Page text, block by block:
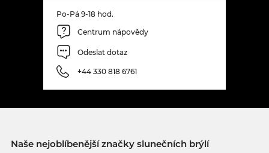
Po-Pá 9-18 hod.
Centrum nápovědy
Odeslat dotaz
+44 330 818 6761
Naše nejoblíbenější značky slunečních brýlí